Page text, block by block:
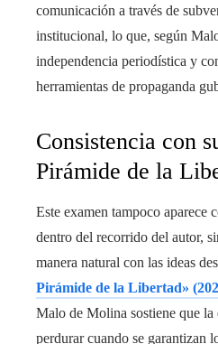
comunicación a través de
institucional, lo que, según
independencia periodística y
herramientas de propaganda
Consistencia con
Pirámide de la
Este examen tampoco aparece
dentro del recorrido del autor,
manera natural con las ideas
Pirámide de la Libertad»
Malo de Molina sostiene que la
perdurar cuando se garantizan